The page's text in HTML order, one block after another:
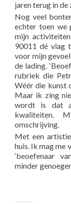
jaren terug in
Nog veel
echter toen we
mijn
90011 dé vlag
voor mijn
de lading.
rubriek die
Wéér die kunst
Maar ik zing
wordt is dat
kwaliteiten.
omschrijving.
Met een
huis. Ik mag me
‘beoefenaar
minder